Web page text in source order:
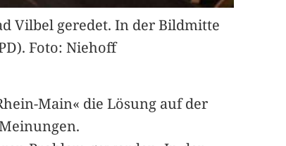
Vilbel geredet. In der Bildmitte
Foto: Niehoff
Main« die Lösung auf der